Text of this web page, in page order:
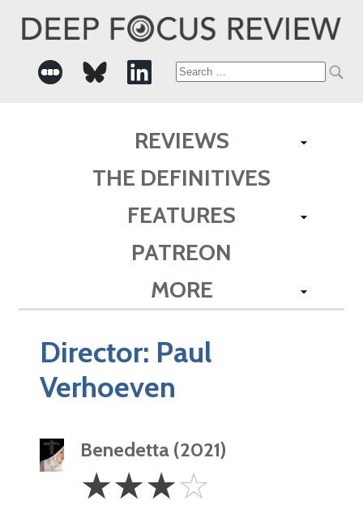
Search
REVIEWS
THE DEFINITIVES
FEATURES
PATREON
MORE
Director: Paul
Verhoeven
Benedetta (2021)
Stars
☆☆☆☆